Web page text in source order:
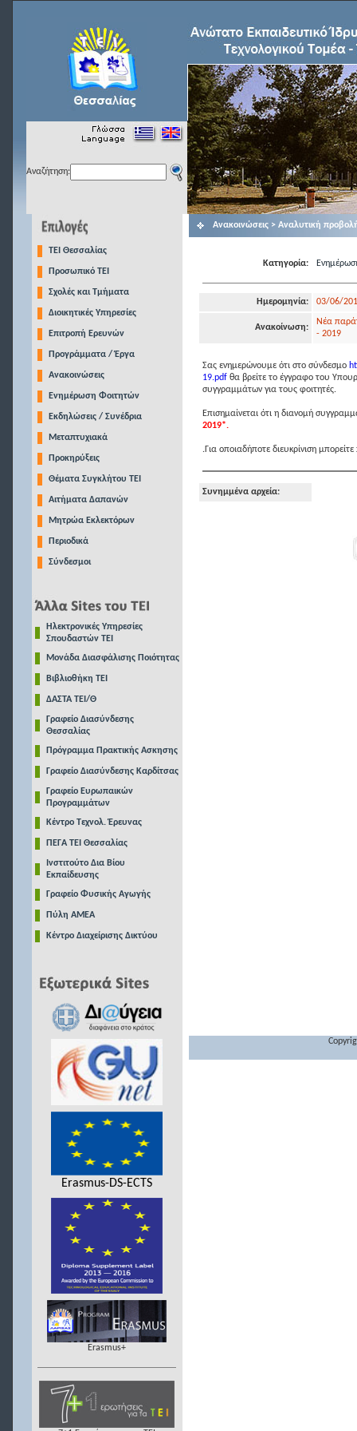
Αναζήτηση:
TEI Θεσσαλίας
Προσωπικό ΤΕΙ
Σχολές και Τμήματα
Διοικητικές Υπηρεσίες
Επιτροπή Ερευνών
Προγράμματα / Έργα
Ανακοινώσεις
Ενημέρωση Φοιτητών
Εκδηλώσεις / Συνέδρια
Μεταπτυχιακά
Προκηρύξεις
Θέματα Συγκλήτου ΤΕΙ
Αιτήματα Δαπανών
Μητρώα Εκλεκτόρων
Περιοδικά
Σύνδεσμοι
Ηλεκτρονικές Υπηρεσίες
Σπουδαστών ΤΕΙ
Μονάδα Διασφάλισης Ποιότητας
Βιβλιοθήκη ΤΕΙ
ΔΑΣΤΑ ΤΕΙ/Θ
Γραφείο Διασύνδεσης
Θεσσαλίας
Πρόγραμμα Πρακτικής Ασκησης
Γραφείο Διασύνδεσης Καρδίτσας
Γραφείο Ευρωπαικών
Προγραμμάτων
Κέντρο Τεχνολ. Έρευνας
ΠΕΓΑ ΤΕΙ Θεσσαλίας
Ινστιτούτο Δια Βίου
Εκπαίδευσης
Γραφείο Φυσικής Αγωγής
Πύλη ΑΜΕΑ
Κέντρο Διαχείρισης Δικτύου
Erasmus-DS-ECTS
Erasmus+
Ανακοινώσεις > Αναλυτική
Κατηγορία:
Ημερομηνία: 03/06/
Ανακοίνωση:
Νέα
- 2019
Σας ενημερώνουμε ότι στο σύνδεσμο
19.pdfθα βρείτε το έγγραφο του
συγγραμμάτων για τους φοιτητές.
Επισημαίνεται ότι η διανομή
2019*.
.Για οποιαδήποτε διευκρίνιση
Συνημμένα αρχεία: